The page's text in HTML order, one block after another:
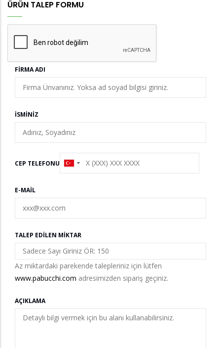
ÜRÜN TALEP FORMU
FIRMA ADI
İSMINIZ
CEP TELEFONU
E-MAIL
TALEP EDILEN MIKTAR
Az miktardaki parekende talepleriniz için lütfen
www.pabucchi.com adresimizden sipariş geçiniz.
AÇIKLAMA